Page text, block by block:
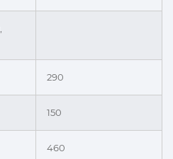
290
150
460